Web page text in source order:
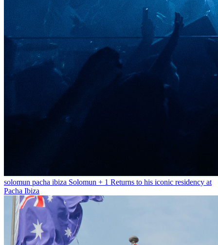
solomun pacha ibiza Solomun + 1 Returns to his iconic residency at
Pacha Ibiza